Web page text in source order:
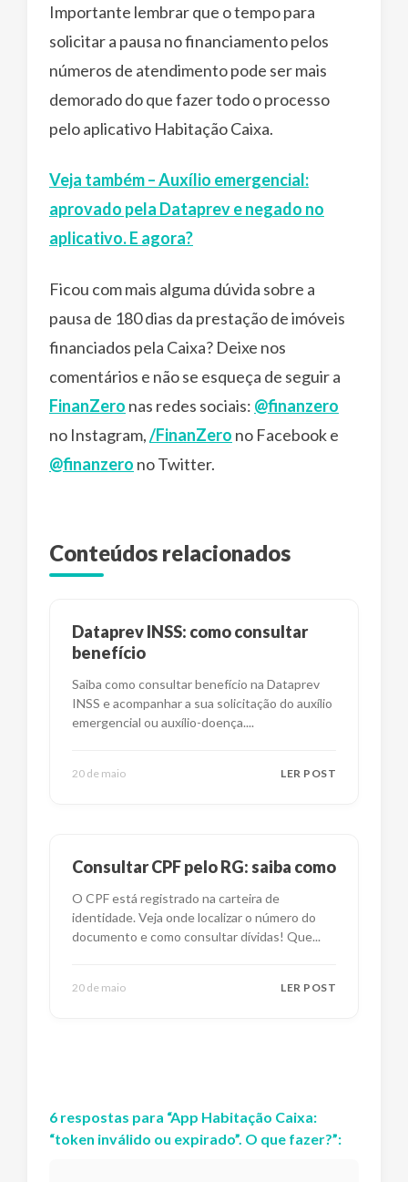
Importante lembrar que o tempo para
solicitar a pausa no financiamento pelos
números de atendimento pode ser mais
demorado do que fazer todo o processo
pelo aplicativo Habitação Caixa.
Veja também – Auxílio emergencial:
aprovado pela Dataprev e negado no
aplicativo. E agora?
Ficou com mais alguma dúvida sobre a
pausa de 180 dias da prestação de imóveis
financiados pela Caixa? Deixe nos
comentários e não se esqueça de seguir a
FinanZero nas redes sociais: @finanzero
no Instagram,/FinanZero no Facebook e
@finanzero no Twitter.
Conteúdos relacionados
Dataprev INSS: como consultar
benefício
Saiba como consultar benefício na Dataprev
INSS e acompanhar a sua solicitação do auxílio
emergencial ou auxílio-doença....
20 de maio LER POST
Consultar CPF pelo RG: saiba como
O CPF está registrado na carteira de
identidade. Veja onde localizar o número do
documento e como consultar dívidas! Que...
20 de maio LER POST
6 respostas para “App Habitação Caixa:
“token inválido ou expirado”. O que fazer?”: